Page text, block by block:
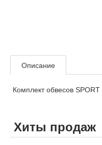
Описание
Комплект обвесов
Хиты продаж